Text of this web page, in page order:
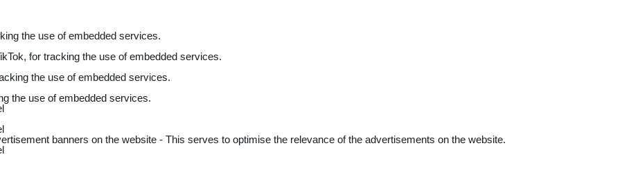
the use of embedded services.
for tracking the use of embedded services.
the use of embedded services.
the use of embedded services.
banners on the website - This serves to optimise the relevance of the advertisements on the website.